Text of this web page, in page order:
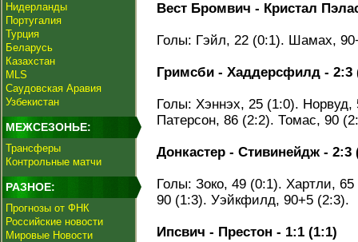
Нидерланды
Португалия
Турция
Беларусь
Казахстан
MLS
Саудовская Аравия
Узбекистан
МЕЖСЕЗОНЬЕ:
Трансферы
Контрольные матчи
РАЗНОЕ:
Прогнозы от ФНК
Российские новости
Мировые Новости
Вест Бромвич - Кристал
Голы: Гэйл, 22 (0:1). Шамах,
Гримсби - Хаддерсфилд - 2:3
Голы: Хэннэх, 25 (1:0).
Патерсон, 86 (2:2). Томас, 90
Донкастер - Стивинейдж - 2:3
Голы: Зоко, 49 (0:1). Хартли,
90 (1:3). Уэйкфилд, 90+5 (2:3).
Ипсвич - Престон - 1:1 (1:1)